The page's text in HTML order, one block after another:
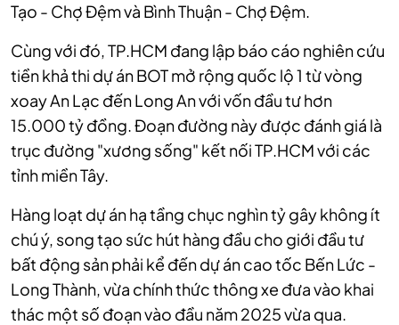
Tạo - Chợ Đệm và Bình Thuận - Chợ Đệm.
Cùng với đó, TP.HCM đang lập báo cáo nghiên cứu
tiền khả thi dự án BOT mở rộng quốc lộ 1 từ vòng
xoay An Lạc đến Long An với vốn đầu tư hơn
15.000 tỷ đồng. Đoạn đường này được đánh giá là
trục đường "xương sống" kết nối TP.HCM với các
tỉnh miền Tây.
Hàng loạt dự án hạ tầng chục nghìn tỷ gây không ít
chú ý, song tạo sức hút hàng đầu cho giới đầu tư
bất động sản phải kể đến dự án cao tốc Bến Lức -
Long Thành, vừa chính thức thông xe đưa vào khai
thác một số đoạn vào đầu năm 2025 vừa qua.